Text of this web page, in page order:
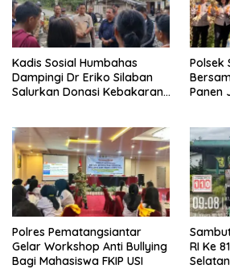
Kadis Sosial Humbahas
Dampingi Dr Eriko Silaban
Salurkan Donasi Kebakaran
Polsek
Panen
Polres Pematangsiantar
Gelar Workshop Anti Bullying
Bagi Mahasiswa FKIP USI
RI Ke